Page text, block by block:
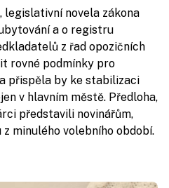
legislativní novela zákona
a o registru
z řad opozičních
rovné podmínky pro
přispěla by ke stabilizaci
v hlavním městě. Předloha,
představili novinářům,
minulého volebního období.